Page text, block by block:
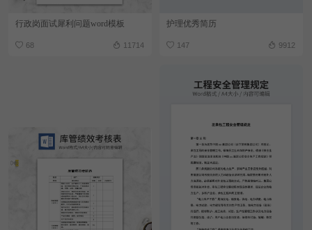
行政岗面试犀利问题word模板
68 11714
护理优秀简历
147 9912